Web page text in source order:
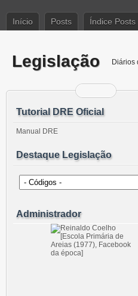
Início Posts Índice Posts
Legislação Diários
Tutorial DRE Oficial
Manual DRE
Destaque Legislação
Administrador